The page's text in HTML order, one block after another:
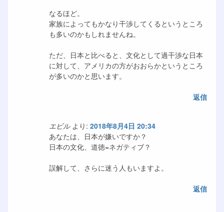
なるほど。
家族によってもかなり干渉してくるというところ
も多いのかもしれませんね。
ただ、日本と比べると、文化として過干渉な日本
に対して、アメリカの方がおおらかというところ
が多いのかと思います。
返信
エビル より: 2018年8月4日 20:34
あなたは、日本が嫌いですか？
日本の文化、道徳=ネガティブ？
誤解して、さらに迷う人もいますよ。
返信